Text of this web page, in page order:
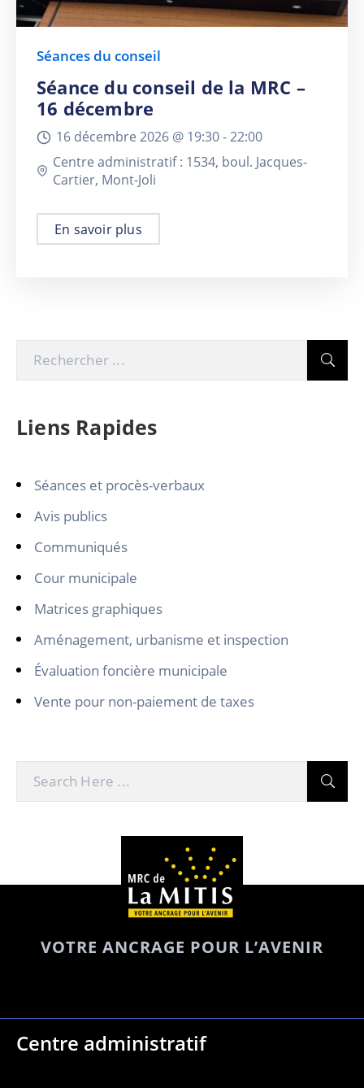
Séances du conseil
Séance du conseil de la MRC –
16 décembre
16 décembre 2026 @ 19:30 -22:00
Centre administratif : 1534, boul. Jacques-
Cartier, Mont-Joli
En savoir plus
Liens Rapides
Séances et procès-verbaux
Avis publics
Communiqués
Cour municipale
Matrices graphiques
Aménagement, urbanisme et inspection
Évaluation foncière municipale
Vente pour non-paiement de taxes
VOTRE ANCRAGE POUR L’AVENIR
Centre administratif